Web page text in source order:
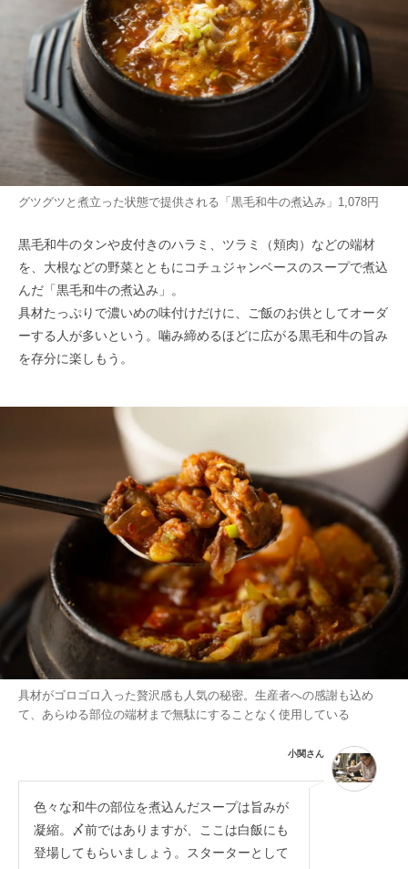
グツグツと煮立った状態で提供される「黒毛和牛の煮込み」1,078円
黒毛和牛のタンや皮付きのハラミ、ツラミ（頬肉）などの端材
を、大根などの野菜とともにコチュジャンベースのスープで煮込
んだ「黒毛和牛の煮込み」。
具材たっぷりで濃いめの味付けだけに、ご飯のお供としてオーダ
ーする人が多いという。噛み締めるほどに広がる黒毛和牛の旨み
を存分に楽しもう。
具材がゴロゴロ入った贅沢感も人気の秘密。生産者への感謝も込め
て、あらゆる部位の端材まで無駄にすることなく使用している
小関さん
色々な和牛の部位を煮込んだスープは旨みが
凝縮。〆前ではありますが、ここは白飯にも
登場してもらいましょう。スターターとして